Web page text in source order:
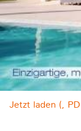
Jetzt laden (,